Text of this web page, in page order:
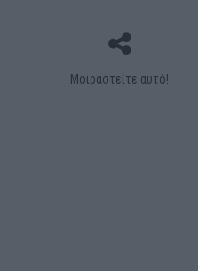
Μοιραστείτε αυτό!